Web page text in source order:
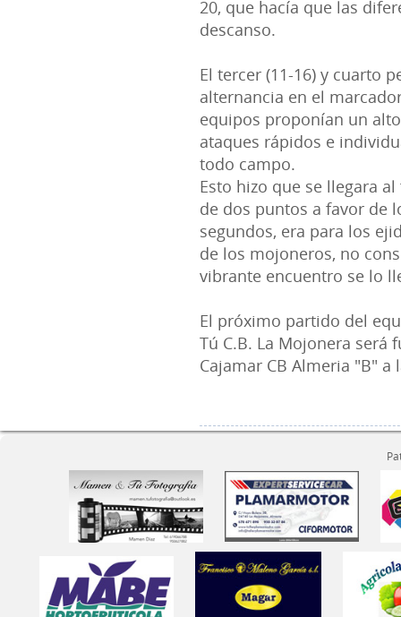
20, que hacía que las
descanso.
El tercer (11-16) y cuarto
alternancia en el
equipos proponían un
ataques rápidos e
todo campo.
Esto hizo que se llegara
de dos puntos a favor de
segundos, era para los
de los mojoneros, no
vibrante encuentro se lo
El próximo partido del
Tú C.B. La Mojonera será
Cajamar CB Almeria "B" a